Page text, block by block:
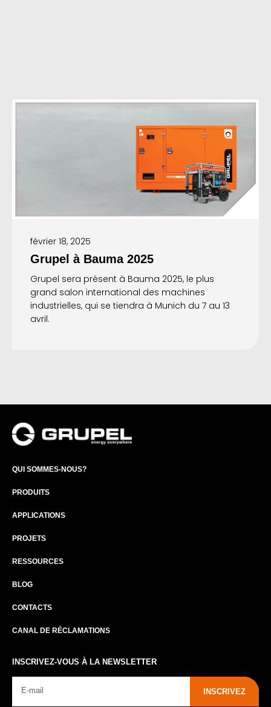
février 18, 2025
Grupel à Bauma 2025
Grupel sera présent à Bauma 2025, le plus
grand salon international des machines
industrielles, qui se tiendra à Munich du 7 au 13
avril.
QUI SOMMES-NOUS?
PRODUITS
APPLICATIONS
PROJETS
RESSOURCES
BLOG
CONTACTS
CANAL DE RÉCLAMATIONS
INSCRIVEZ-VOUS À LA NEWSLETTER
INSCRIVEZ